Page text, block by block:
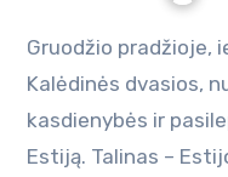
Gruodžio pradžioje, ieškodamas žiemos nuotykių ir
Kalėdinės dvasios,
kasdienybės ir
Estiją. Talinas –